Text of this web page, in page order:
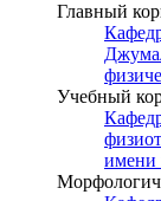
Главный
Учебный
имени